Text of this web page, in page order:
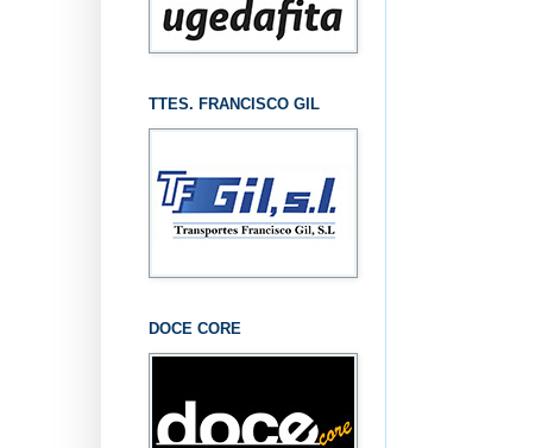
TTES. FRANCISCO GIL
DOCE CORE